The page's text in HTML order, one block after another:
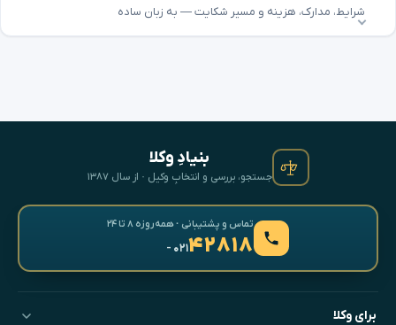
شرایط، مدارک، هزینه و مسیر شکایت — به زبان ساده
بنیادِ وکلا
جستجو، بررسی و انتخابِ وکیل · از سال ۱۳۸۷
تماس و پشتیبانی · همه‌روزه ۸ تا ۲۴
۴۲۸۱۸- ۰۲۱
برای وکلا